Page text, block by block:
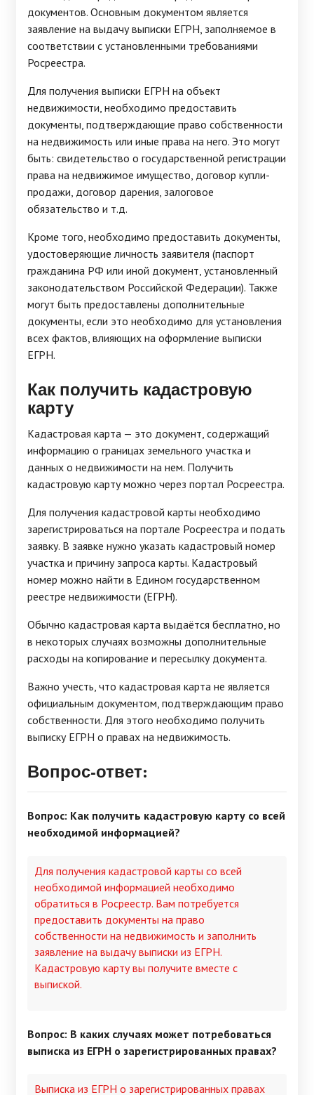
документов. Основным документом является
заявление на выдачу выписки ЕГРН, заполняемое в
соответствии с установленными требованиями
Росреестра.
Для получения выписки ЕГРН на объект
недвижимости, необходимо предоставить
документы, подтверждающие право собственности
на недвижимость или иные права на него. Это могут
быть: свидетельство о государственной регистрации
права на недвижимое имущество, договор купли-
продажи, договор дарения, залоговое
обязательство и т.д.
Кроме того, необходимо предоставить документы,
удостоверяющие личность заявителя (паспорт
гражданина РФ или иной документ, установленный
законодательством Российской Федерации). Также
могут быть предоставлены дополнительные
документы, если это необходимо для установления
всех фактов, влияющих на оформление выписки
ЕГРН.
Как получить кадастровую
карту
Кадастровая карта — это документ, содержащий
информацию о границах земельного участка и
данных о недвижимости на нем. Получить
кадастровую карту можно через портал Росреестра.
Для получения кадастровой карты необходимо
зарегистрироваться на портале Росреестра и подать
заявку. В заявке нужно указать кадастровый номер
участка и причину запроса карты. Кадастровый
номер можно найти в Едином государственном
реестре недвижимости (ЕГРН).
Обычно кадастровая карта выдаётся бесплатно, но
в некоторых случаях возможны дополнительные
расходы на копирование и пересылку документа.
Важно учесть, что кадастровая карта не является
официальным документом, подтверждающим право
собственности. Для этого необходимо получить
выписку ЕГРН о правах на недвижимость.
Вопрос-ответ:
Вопрос: Как получить кадастровую карту со всей
необходимой информацией?
Для получения кадастровой карты со всей
необходимой информацией необходимо
обратиться в Росреестр. Вам потребуется
предоставить документы на право
собственности на недвижимость и заполнить
заявление на выдачу выписки из ЕГРН.
Кадастровую карту вы получите вместе с
выпиской.
Вопрос: В каких случаях может потребоваться
выписка из ЕГРН о зарегистрированных правах?
Выписка из ЕГРН о зарегистрированных правах